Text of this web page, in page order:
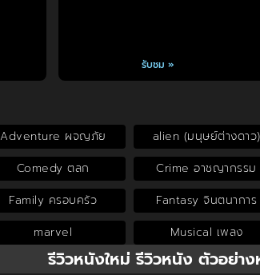
รับชม »
Adventure ผจญภัย alien (มนุษย์ต่างดาว)
Comedy ตลก Crime อาชญากรรม
Family ครอบครัว Fantasy จินตนาการ
marvel Musical เพลง
รีวิวหนังใหม่ รีวิวหนัง ตัวอย่า